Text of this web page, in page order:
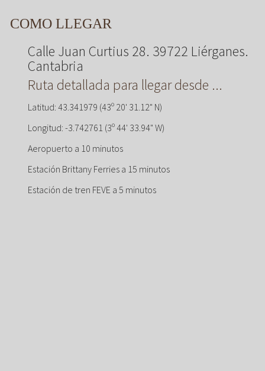
COMO LLEGAR
Calle Juan Curtius 28. 39722 Liérganes.
Cantabria
Ruta detallada para llegar desde ...
Latitud: 43.341979 (43º 20' 31.12" N)
Longitud: -3.742761 (3º 44' 33.94" W)
Aeropuerto a 10 minutos
Estación Brittany Ferries a 15 minutos
Estación de tren FEVE a 5 minutos